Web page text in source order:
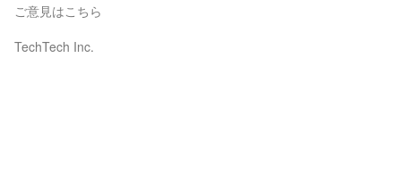
ご意見はこちら
TechTech Inc.